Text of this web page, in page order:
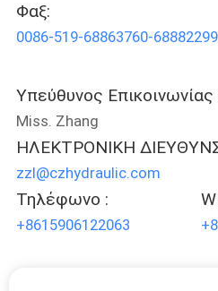
ΕΠΙΚΟΙΝΩΝΉΣΤΕ
ΜΑΣ
ΖΗΤΉΣΤΕ
ΜΙΑ
ΠΡΟΣΦΟΡΆ
Φαξ:
0086-519-68863760-68882299
Υπεύθυνος Επικοινωνίας
Miss. Zhang
ΗΛΕΚΤΡΟΝΙΚΗ
zzl@czhydraulic.com
Τηλέφωνο :
+8615906122063